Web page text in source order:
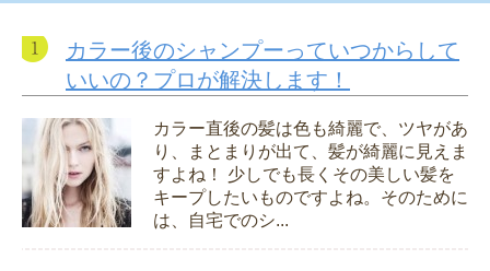
カラー後のシャンプーっていつからして
いいの？プロが解決します！
カラー直後の髪は色も綺麗で、ツヤがあ
り、まとまりが出て、髪が綺麗に見えま
すよね！ 少しでも長くその美しい髪を
キープしたいものですよね。そのために
は、自宅でのシ...